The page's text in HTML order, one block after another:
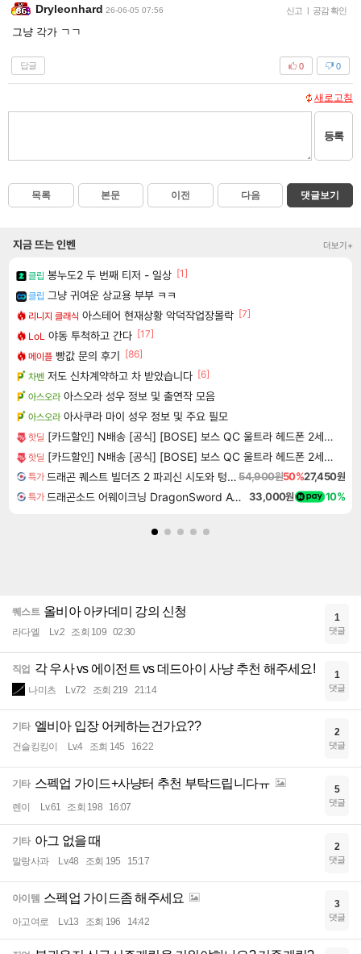
Dryleonhard 26-06-05 07:56 신고 | 공감 확인
그냥 각가 ㄱㄱ
답글 0
0
새로고침
등록
목록 본문 이전 다음 댓글보기
지금 뜨는 인벤 더보기+
클립 봉누도2 두 번째 티저 - 일상 [1]
클립 그냥 귀여운 상교용 부부 ㅋㅋ
리니지 클래식 아스테어 현재상황 악덕작업장몰락 [7]
LoL 야동 투척하고 간다 [17]
메이플 빵값 문의 후기 [86]
차벤 저도 신차계약하고 차 받았습니다 [6]
아스오라 아스오라 성우 정보 및 출연작 모음
아스오라 아사쿠라 마이 성우 정보 및 주요 필모
핫딜 [카드할인] N배송 [공식] [BOSE] 보스 QC 울트라 헤드폰 2세대 블랙
핫딜 [카드할인] N배송 [공식] [BOSE] 보스 QC 울트라 헤드폰 2세대 데저트 골드
특가 드래곤 퀘스트 빌더즈 2 파괴신 시도와 텅 빈 섬 Dragon Quest Builders 254,900원50%27,450원
특가 드래곤소드 어웨이크닝 DragonSword Awakening 33,000원 10%
퀘스트 올비아 아카데미 강의 신청
라다엘 Lv.2 조회 109 02:30
1
댓글
직업 각 우사 vs 에이전트 vs 데드아이 사냥 추천 해주세요!
나미츠 Lv.72 조회 219 21:14
1
댓글
기타 엘비아 입장 어케하는건가요??
건슬킹킹이 Lv.4 조회 145 16:22
2
댓글
기타 스펙업 가이드+사냥터 추천 부탁드립니다ㅠ
렌이 Lv.61 조회 198 16:07
5
댓글
기타 아그 없을 때
말랑사과 Lv.48 조회 195 15:17
2
댓글
아이템 스펙업 가이드좀 해주세요
아고여로 Lv.13 조회 196 14:42
3
댓글